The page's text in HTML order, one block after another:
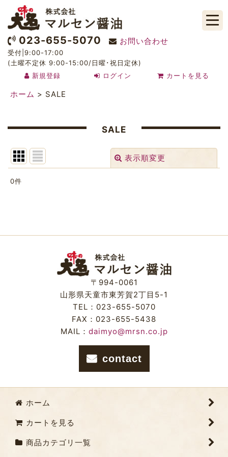
023-655-5070 お問い合わせ
受付|9:00-17:00
(土曜不定休 9:00-15:00/日曜･祝日定休)
新規登録
ログイン カートを見る
ホーム > SALE
SALE
表示順変更
表示数
0件
〒994-0061
山形県天童市東芳賀2丁目5-1
TEL：023-655-5070
FAX：023-655-5438
MAIL： daimyo@mrsn.co.jp
contact
ホーム
カートを見る
商品カテゴリ一覧